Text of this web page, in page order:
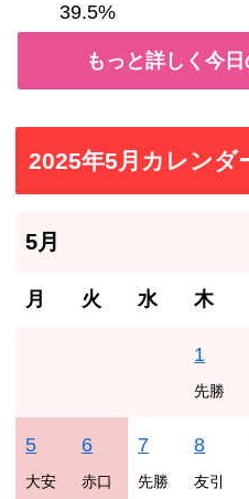
39.5%
もっと詳しく今
2025年5月カレンダ
5月
月 火 水 木
1
先勝
5
大安
6
赤口
7
先勝
8
友引